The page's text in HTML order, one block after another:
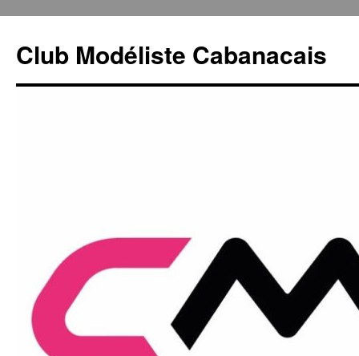
Club Modéliste Cabanacais